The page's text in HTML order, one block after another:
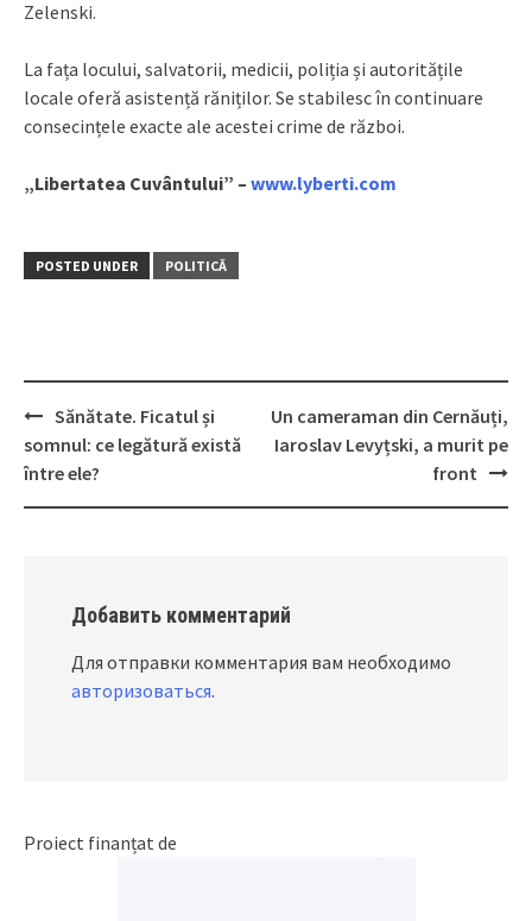
Zelenski.
La fața locului, salvatorii, medicii, poliția și autoritățile
locale oferă asistență răniților. Se stabilesc în continuare
consecințele exacte ale acestei crime de război.
„Libertatea Cuvântului” – www.lyberti.com
POSTED UNDER POLITICĂ
Post
navigation
Sănătate. Ficatul și
somnul: ce legătură există
între ele?
Un cameraman din Cernăuți,
Iaroslav Levyțski, a murit pe
front
Добавить комментарий
Для отправки комментария вам необходимо
авторизоваться.
Proiect finanțat de